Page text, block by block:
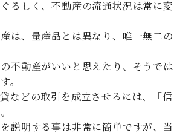
るしく、不動産の流通状況は常に変
は、量産品とは異なり、唯一無二の
不動産がいいと思えたり、そうでは
。
などの取引を成立させるには、「信
説明する事は非常に簡単ですが、当